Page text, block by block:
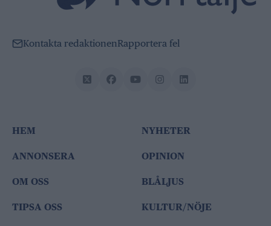
Kontakta redaktionenRapportera fel
HEM
ANNONSERA
OM OSS
TIPSA OSS
NYHETER
OPINION
BLÅLJUS
KULTUR/NÖJE